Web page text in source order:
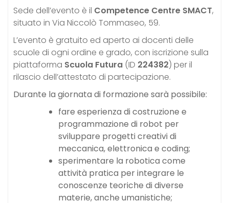
Sede dell’evento è il Competence Centre SMACT,
situato in Via Niccolò Tommaseo, 59.
L’evento è gratuito ed aperto ai docenti delle
scuole di ogni ordine e grado, con iscrizione sulla
piattaforma Scuola Futura (ID 224382) per il
rilascio dell’attestato di partecipazione.
Durante la giornata di formazione sarà possibile:
fare esperienza di costruzione e
programmazione di robot per
sviluppare progetti creativi di
meccanica, elettronica e coding;
sperimentare la robotica come
attività pratica per integrare le
conoscenze teoriche di diverse
materie, anche umanistiche;